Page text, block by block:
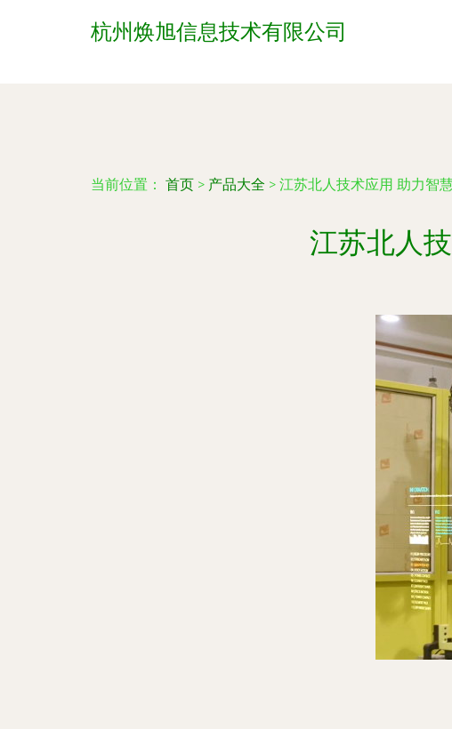
杭州焕旭信息技术有限公司
当前位置： 首页 > 产品大全 > 江苏北人技术应用 助力智
江苏北人